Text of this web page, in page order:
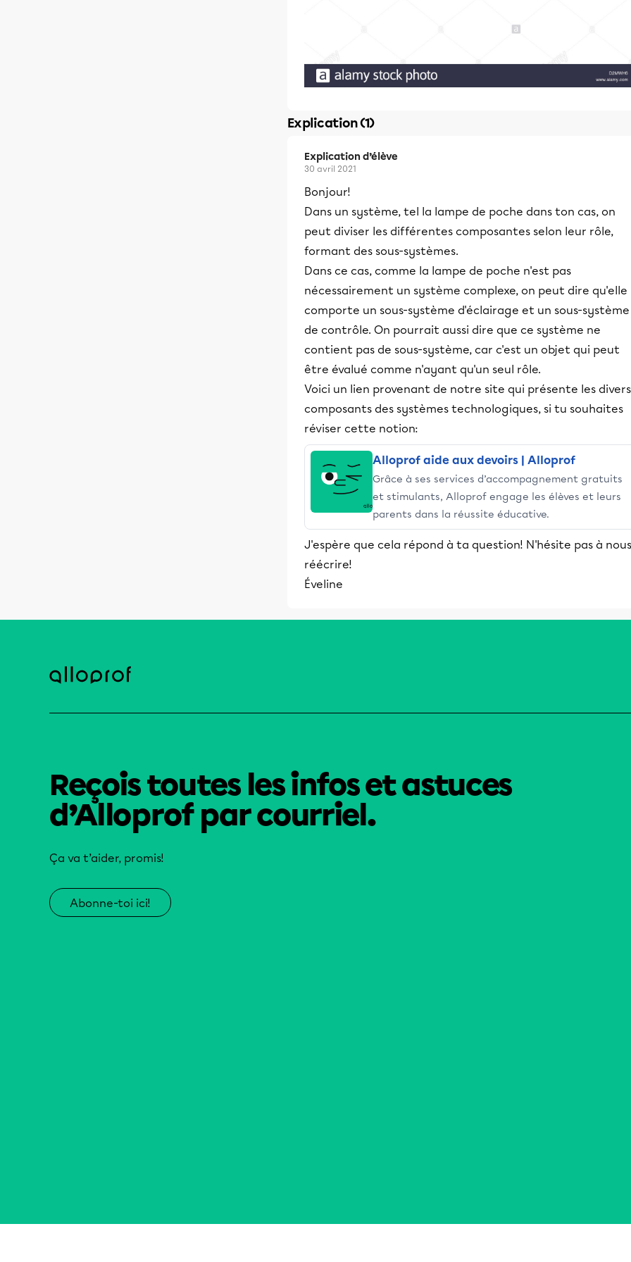
Explication (1)
Explication d’élève
30 avril 2021
Bonjour!
Dans un système, tel la lampe de poche dans ton cas, on
peut diviser les différentes composantes selon leur rôle,
formant des sous-systèmes.
Dans ce cas, comme la lampe de poche n'est pas
nécessairement un système complexe, on peut dire qu'elle
comporte un sous-système d'éclairage et un sous-système
de contrôle. On pourrait aussi dire que ce système ne
contient pas de sous-système, car c'est un objet qui peut
être évalué comme n'ayant qu'un seul rôle.
Voici un lien provenant de notre site qui présente les divers
composants des systèmes technologiques, si tu souhaites
réviser cette notion:
Alloprof aide aux devoirs | Alloprof
Grâce à ses services d’accompagnement gratuits
et stimulants, Alloprof engage les élèves et leurs
parents dans la réussite éducative.
J'espère que cela répond à ta question! N'hésite pas à nous
réécrire!
Éveline
Reçois toutes les infos et astuces
d’Alloprof par courriel.
Ça va t’aider, promis!
Abonne-toi ici!